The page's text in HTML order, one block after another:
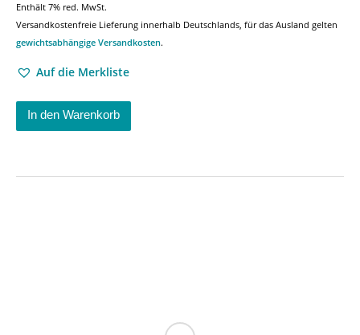
Enthält 7% red. MwSt.
Versandkostenfreie Lieferung innerhalb Deutschlands, für das Ausland gelten
gewichtsabhängige Versandkosten.
Auf die Merkliste
In den Warenkorb